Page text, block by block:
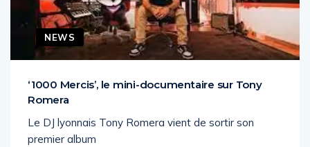
NEWS
‘1000 Mercis’, le mini-documentaire sur Tony
Romera
Le DJ lyonnais Tony Romera vient de sortir son
premier album